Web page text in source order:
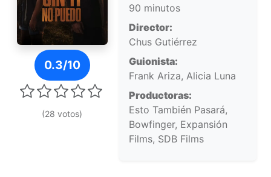
Póster de Sin ti no puedo
0.3/10
(28 votos)
90 minutos
Director:
Chus Gutiérrez
Guionista:
Frank Ariza, Alicia Luna
Productoras:
Esto También Pasará,
Bowfinger, Expansión
Films, SDB Films